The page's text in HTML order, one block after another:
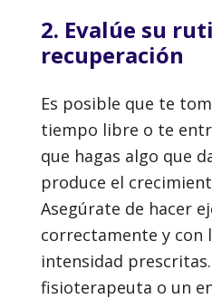
2. Evalúe su
recuperación
Es posible que te
tiempo libre o te
que hagas algo que
produce el
Asegúrate de hacer
correctamente y con
intensidad
fisioterapeuta o un